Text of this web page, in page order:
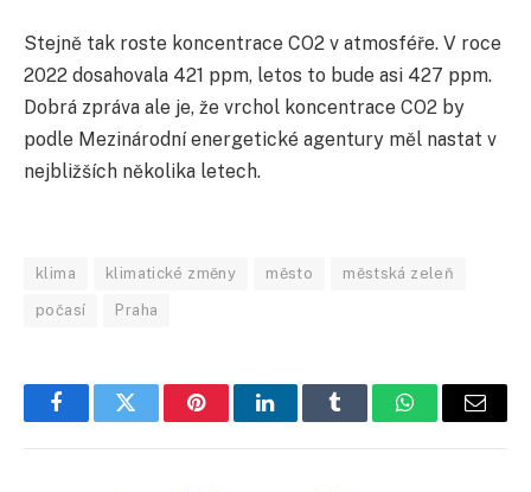
Stejně tak roste koncentrace CO2 v atmosféře. V roce
2022 dosahovala 421 ppm, letos to bude asi 427 ppm.
Dobrá zpráva ale je, že vrchol koncentrace CO2 by
podle Mezinárodní energetické agentury měl nastat v
nejbližších několika letech.
klima klimatické změny město městská zeleň
počasí Praha
FacebookTwitter PinterestLinkedInTumblr WhatsApp
E-